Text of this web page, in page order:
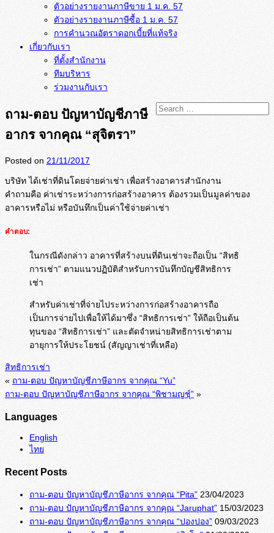
ตัวอย่างรายงานภาษีขาย 1 ม.ค. 57
การคำนวณอัตราดอกเบี้ยที่แท้จริง
เกี่ยวกับเรา
ที่ตั้งสำนักงาน
ทีมบริหาร
ร่วมงานกับเรา
ถาม-ตอบ ปัญหาบัญชีภาษี
อากร จากคุณ “สุจิตรา”
Posted on 21/11/2017
บริษัท ได้เช่าที่ดินโดยจ่ายค่าเช่า เพื่อสร้างอาคารสำนักงาน
คำถามคือ ค่าเช่าระหว่างการก่อสร้างอาคาร ต้องรวมเป็นมูลค่าของ
อาคารหรือไม่ หรือบันทึกเป็นค่าใช้จ่ายค่าเช่า
คำตอบ:
ในกรณีดังกล่าว อาคารที่สร้างบนที่ดินเช่าจะถือเป็น “สิทธิ
การเช่า” ตามแนวปฏิบัติสำหรับการบันทึกบัญชีสิทธิการ
เช่า
สำหรับค่าเช่าที่จ่ายไประหว่างการก่อสร้างอาคารถือ
เป็นการจ่ายไปเพื่อให้ได้มาซึ่ง “สิทธิการเช่า” ให้ถือเป็นต้น
ทุนของ “สิทธิการเช่า” และตัดจำหน่ายสิทธิการเช่าตาม
อายุการให้ประโยชน์ (สัญญาเช่าที่เหลือ)
สิทธิการเช่า
« ถาม-ตอบ ปัญหาบัญชีภาษีอากร จากคุณ “Yu”
ถาม-ตอบ ปัญหาบัญชีภาษีอากร จากคุณ “พิชามญชุ์” »
Languages
English
ไทย
Recent Posts
ถาม-ตอบ ปัญหาบัญชีภาษีอากร จากคุณ “Pita” 23/04/2023
ถาม-ตอบ ปัญหาบัญชีภาษีอากร จากคุณ “Jaruphat” 15/03/2023
ถาม-ตอบ ปัญหาบัญชีภาษีอากร จากคุณ “ปองปอง” 09/03/2023